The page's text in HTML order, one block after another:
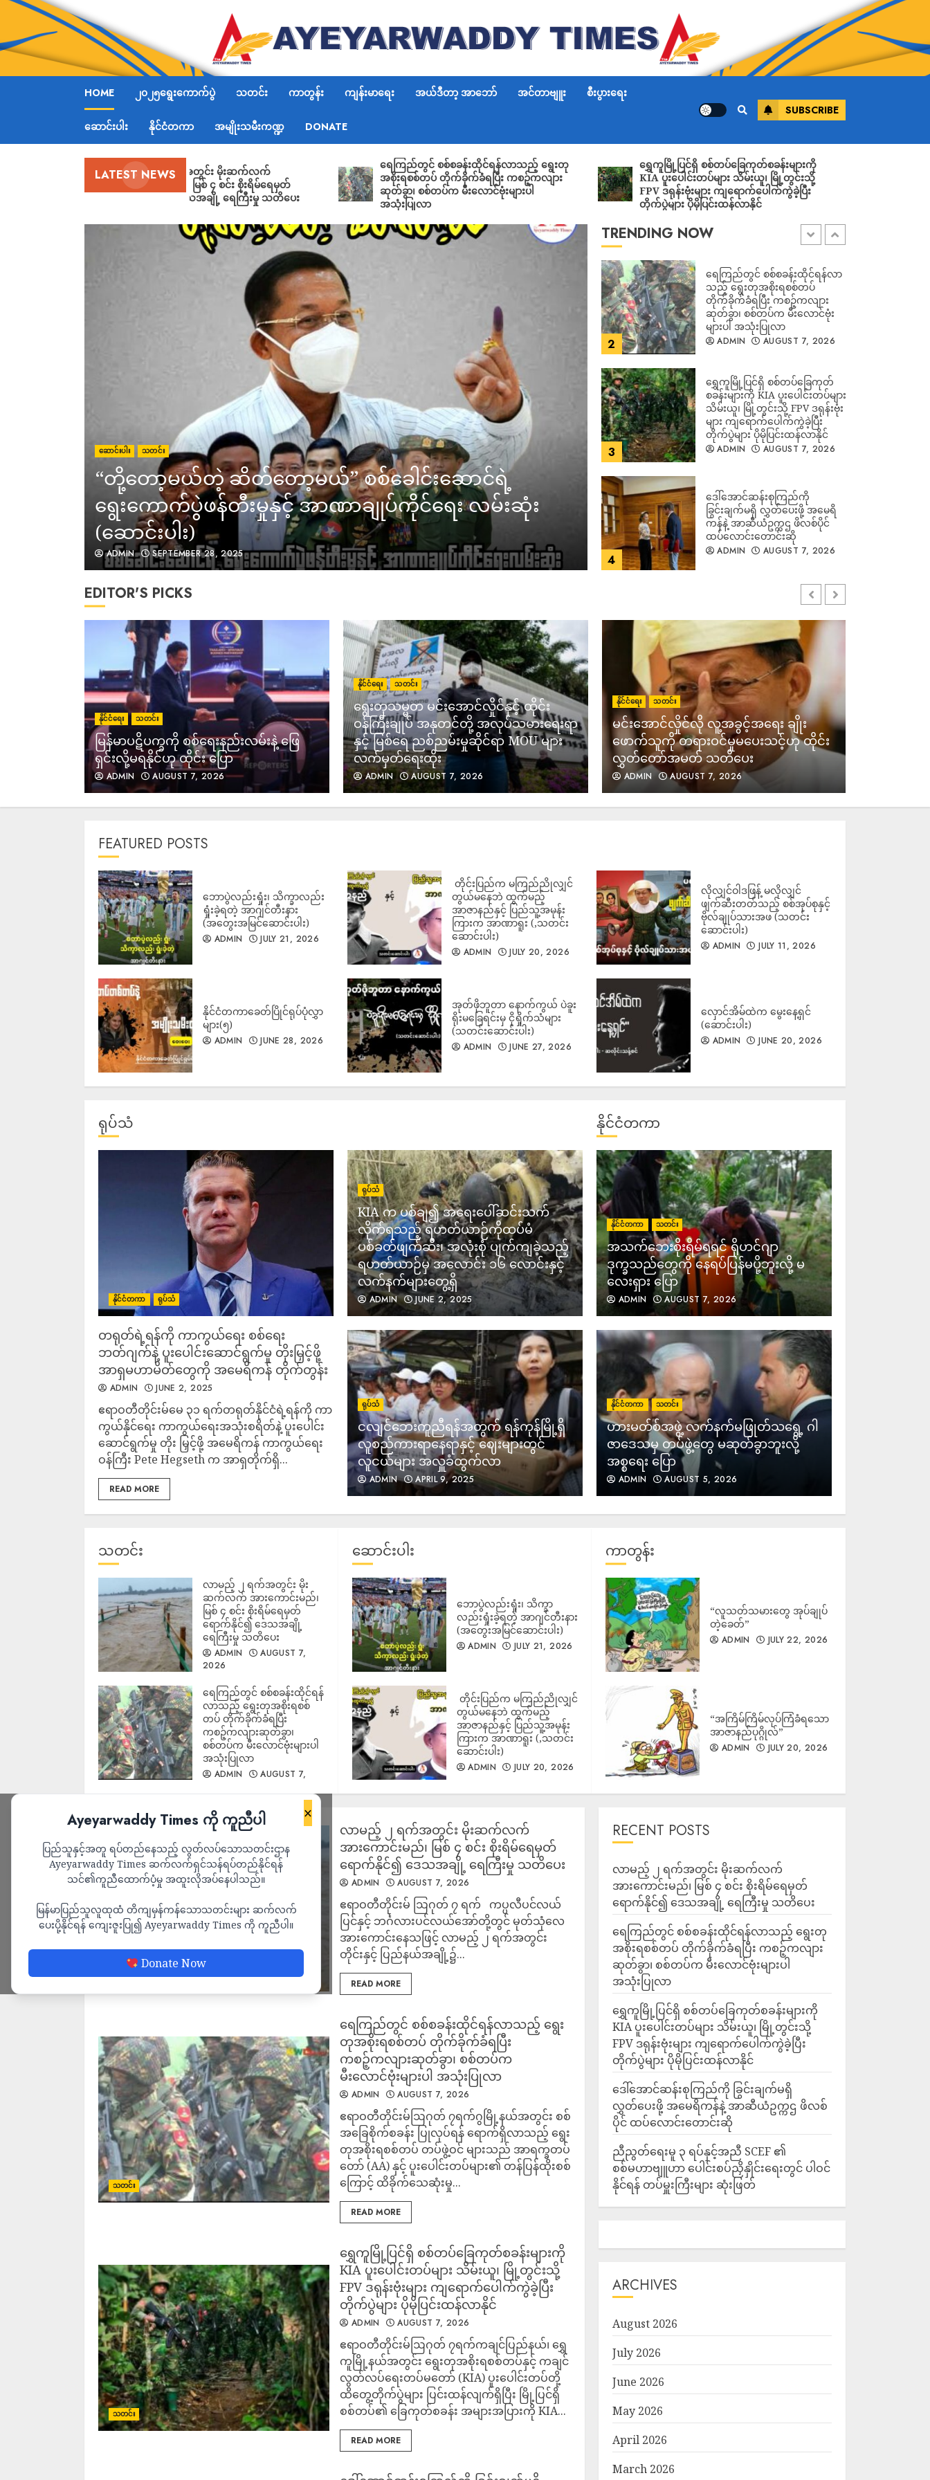
HOME ၂၀၂၅ရွေးကောက်ပွဲ သတင်း ကာတွန်း ကျန်းမာရေး အယ်ဒီတာ့ အာဘော် အင်တာဗျူး စီးပွားရေး
ဆောင်းပါး နိုင်ငံတကာ အမျိုးသမီးကဏ္ဍ DONATE
SUBSCRIBE
LATEST NEWS
လာမည့် ၂ ရက်အတွင်း မိုးဆက်လက်
အားကောင်းမည်၊ မြစ် ၄ စင်း စိုးရိမ်ရေမှတ်
ရောက်နိုင်၍ ဒေသအချို့ ရေကြီးမှု သတိပေး
ရေကြည်တွင် စစ်စခန်းထိုင်ရန်လာသည့် ရွေးတု
အစိုးရစစ်တပ် တိုက်ခိုက်ခံရပြီး ကစဉ့်ကလျား
ဆုတ်ခွာ၊ စစ်တပ်က မီးလောင်ဗုံးများပါ
အသုံးပြုလာ
‎ရွှေကူမြို့ပြင်ရှိ စစ်တပ်ခြေကုတ်စခန်းများကို
KIA ပူးပေါင်းတပ်များ သိမ်းယူ၊ မြို့တွင်းသို့
FPV ဒရုန်းဗုံးများ ကျရောက်ပေါက်ကွဲခဲ့ပြီး
တိုက်ပွဲများ ပိုမိုပြင်းထန်လာနိုင်
ဆောင်းပါး သတင်း
“တို့တော့မယ်တဲ့ ဆိတ်တော့မယ်” စစ်ခေါင်းဆောင်ရဲ့
ရွေးကောက်ပွဲဖန်တီးမှုနှင့် အာဏာချုပ်ကိုင်ရေး လမ်းဆုံး
(ဆောင်းပါး)
ADMIN SEPTEMBER 28, 2025
TRENDING NOW
ကန်ချနဘူရီရှိ ကလေးထိန်း
ကျောင်းအတွင်းသို့ ကားဝင်တိုက်ခဲ့
ဒဏ်ရာရရှိ
ADMIN AUGUST 7, 2026
1
လာမည့် ၂ ရက်အတွင်း မိုး
ဆက်လက် အားကောင်းမည်၊ မြစ်
၄ စင်း စိုးရိမ်ရေမှတ်ရောက်နိုင်၍
ဒေသအချို့ ရေကြီးမှု သတိပေး
AUGUST 7, 2026
2
ရေကြည်တွင် စစ်စခန်းထိုင်ရန်လာ
သည့် ရွေးတုအစိုးရစစ်တပ်
တိုက်ခိုက်ခံရပြီး ကစဉ့်ကလျား
ဆုတ်ခွာ၊ စစ်တပ်က မီးလောင်ဗုံး
များပါ အသုံးပြုလာ
ADMIN AUGUST 7, 2026
3
‎ရွှေကူမြို့ပြင်ရှိ စစ်တပ်ခြေကုတ်
စခန်းများကို KIA ပူးပေါင်းတပ်များ
သိမ်းယူ၊ မြို့တွင်းသို့ FPV ဒရုန်းဗုံး
များ ကျရောက်ပေါက်ကွဲခဲ့ပြီး
တိုက်ပွဲများ ပိုမိုပြင်းထန်လာနိုင်
ADMIN AUGUST 7, 2026
4
ဒေါ်အောင်ဆန်းစုကြည်ကို
ခြွင်းချက်မရှိ လွှတ်ပေးဖို့ အမေရိ
ကန်နဲ့ အာဆီယံဥက္ကဌ ဖိလစ်ပိုင်
ထပ်လောင်းတောင်းဆို
ADMIN AUGUST 7, 2026
ညီညွတ်ရေးမူ ၃ ရပ်နှင့်အညီ SCEF
၏ စစ်မဟာဗျူဟာ ပေါင်းစပ်
ညှိနှိုင်းရေးတွင် ပါဝင်နိုင်ရန်
တပ်မှူးကြီးများ ဆုံးဖြတ်
ADMIN AUGUST 7, 2026
6
ကျွန်းလှမြို့နယ်ရှိ သဖန်းဆိပ်ဆည်
ရေပိုလွှဲချမှုကြောင့် မူးမြစ်ရေတက်
ကာ မြို့နယ် ၅ မြို့နယ်တွင်ရေကြီး
ရေလျှံမှုဖြစ်ပွား
ADMIN AUGUST 7, 2026
7
1
လာမည့် ၂ ရက်အတွင်း မိုး
ဆက်လက် အားကောင်းမည်၊ မြစ်
၄ စင်း စိုးရိမ်ရေမှတ်ရောက်နိုင်၍
ရေကြည်တွင် စစ်စခန်းထိုင်ရန်လာ
သည့် ရွေးတုအစိုးရစစ်တပ်
3
စခန်းများကို KIA ပူးပေါင်းတပ်များ
သိမ်းယူ၊ မြို့တွင်းသို့ FPV ဒရုန်းဗုံး
များ ကျရောက်ပေါက်ကွဲခဲ့ပြီး
တိုက်ပွဲများ ပိုမိုပြင်းထန်လာနိုင်
ADMIN AUGUST 7, 2026
EDITOR'S PICKS
နိုင်ငံရေး သတင်း
မြန်မာပဋိပက္ခကို စစ်ရေးနည်းလမ်းနဲ့ ဖြေ
ရှင်းလို့မရနိုင်ဟု ထိုင်း ပြော
ADMIN AUGUST 7, 2026
နိုင်ငံရေး သတင်း
ရွေးတုသမ္မတ မင်းအောင်လှိုင်နှင့် ထိုင်း
ဝန်ကြီးချုပ် အနုတင်တို့ အလုပ်သမားရေးရာ
နှင့် မြစ်ရေ ညစ်ညမ်းမှုဆိုင်ရာ MOU များ
လက်မှတ်ရေးထိုး
ADMIN AUGUST 7, 2026
နိုင်ငံရေး သတင်း
မင်းအောင်လှိုင်လို လူ့အခွင့်အရေး ချိုး
ဖောက်သူကို တရားဝင်မှုမပေးသင့်ဟု ထိုင်း
လွှတ်တော်အမတ် သတိပေး
ADMIN AUGUST 7, 2026
FEATURED POSTS
ဘောပွဲလည်းရှုံး၊ သိက္ခာလည်း
ရှုံးခဲ့ရတဲ့ အာဂျင်တီးနား
(အတွေးအမြင်ဆောင်းပါး)
ADMIN JULY 21, 2026
‎ တိုင်းပြည်က မကြည်ညိုလျှင်
တွယ်မနေဘဲ ထွက်မည့်
အာဇာနည်နှင့် ပြည်သူ့အမုန်း
ကြားက အာဏာရူး (,သတင်း
ဆောင်းပါး)
ADMIN JULY 20, 2026
လိုလျှင်ဝါဒဖြန့် မလိုလျှင်
ဖျက်ဆီးတတ်သည့် စစ်အုပ်စုနှင့်
ဗိုလ်ချုပ်သားအဖ (သတင်း
ဆောင်းပါး)
ADMIN JULY 11, 2026
နိုင်ငံတကာခေတ်ပြိုင်ရုပ်ပုံလွှာ
များ(၅)
ADMIN JUNE 28, 2026
အုတ်ဖိုဘူတာ နောက်ကွယ် ပဲခူး
ရိုးမခြေရင်းမှ ငိုရှိုက်သံများ
(သတင်းဆောင်းပါး)
ADMIN JUNE 27, 2026
လှောင်အိမ်ထဲက မွေးနေ့ရှင်
(ဆောင်းပါး)
ADMIN JUNE 20, 2026
ရုပ်သံ
နိုင်ငံတကာ ရုပ်သံ
တရုတ်ရဲ့ရန်ကို ကာကွယ်ရေး စစ်ရေး
ဘတ်ဂျက်နဲ့ ပူးပေါင်းဆောင်ရွက်မှု တိုးမြှင့်ဖို့
အာရှမဟာမိတ်တွေကို အမေရိကန် တိုက်တွန်း
ADMIN JUNE 2, 2025
ဧရာဝတီတိုင်းမ်မေ ၃၁ ရက်တရုတ်နိုင်ငံရဲ့ရန်ကို ကာ
ကွယ်နိုင်ရေး ကာကွယ်ရေးအသုံးစရိတ်နဲ့ ပူးပေါင်း
ဆောင်ရွက်မှု တိုး မြှင့်ဖို့ အမေရိကန် ကာကွယ်ရေး
ဝန်ကြီး Pete Hegseth က အာရှတိုက်ရှိ...
READ MORE
ရုပ်သံ
KIA က ပစ်ချ၍ အရေးပေါ်ဆင်းသက်
လိုက်ရသည့် ရဟတ်ယာဉ်ကိုထပ်မံ
ပစ်ခတ်ဖျက်ဆီး၊ အလုံးစုံ ပျက်ကျခဲ့သည့်
ရဟတ်ယာဉ်မှ အလောင်း ၁၆ လောင်းနှင့်
လက်နက်များတွေ့ရှိ
ADMIN JUNE 2, 2025
ရုပ်သံ
ငလျင်ဘေးကူညီရန်အတွက် ရန်ကုန်မြို့ရှိ
လူစည်ကားရာနေရာနှင့် ဈေးများတွင်
လူငယ်များ အလှူခံထွက်လာ
ADMIN APRIL 9, 2025
နိုင်ငံတကာ
နိုင်ငံတကာ သတင်း
အသက်ဘေးစိုးရိမ်ရရင် ရိုဟင်ဂျာ
ဒုက္ခသည်တွေကို နေရပ်ပြန်မပို့ဘူးလို့ မ
လေးရှား ပြော
ADMIN AUGUST 7, 2026
နိုင်ငံတကာ သတင်း
ဟားမတ်စ်အဖွဲ့ လက်နက်မဖြုတ်သရွေ့ ဂါ
ဇာဒေသမှ တပ်ဖွဲ့တွေ မဆုတ်ခွာဘူးလို့
အစ္စရေး ပြော
ADMIN AUGUST 5, 2026
သတင်း
လာမည့် ၂ ရက်အတွင်း မိုး
ဆက်လက် အားကောင်းမည်၊
မြစ် ၄ စင်း စိုးရိမ်ရေမှတ်
ရောက်နိုင်၍ ဒေသအချို့
ရေကြီးမှု သတိပေး
ADMIN
AUGUST 7,
2026
ရေကြည်တွင် စစ်စခန်းထိုင်ရန်
လာသည့် ရွေးတုအစိုးရစစ်
တပ် တိုက်ခိုက်ခံရပြီး
ကစဉ့်ကလျားဆုတ်ခွာ၊
စစ်တပ်က မီးလောင်ဗုံးများပါ
အသုံးပြုလာ
ADMIN
AUGUST 7,
ဆောင်းပါး
ဘောပွဲလည်းရှုံး၊ သိက္ခာ
လည်းရှုံးခဲ့ရတဲ့ အာဂျင်တီးနား
(အတွေးအမြင်ဆောင်းပါး)
ADMIN JULY 21, 2026
‎ တိုင်းပြည်က မကြည်ညိုလျှင်
တွယ်မနေဘဲ ထွက်မည့်
အာဇာနည်နှင့် ပြည်သူ့အမုန်း
ကြားက အာဏာရူး (,သတင်း
ဆောင်းပါး)
ADMIN JULY 20, 2026
ကာတွန်း
“လူသတ်သမားတွေ အုပ်ချုပ်
တဲ့ခေတ်”
ADMIN JULY 22, 2026
“အကြိမ်ကြိမ်လုပ်ကြံခံရသော
အာဇာနည်ပုဂ္ဂိုလ်”
ADMIN JULY 20, 2026
×
Ayeyarwaddy Times ကို ကူညီပါ
ပြည်သူနှင့်အတူ ရပ်တည်နေသည့် လွတ်လပ်သောသတင်းဌာန
Ayeyarwaddy Times ဆက်လက်ရှင်သန်ရပ်တည်နိုင်ရန်
သင်၏ကူညီထောက်ပံ့မှု အထူးလိုအပ်နေပါသည်။
မြန်မာပြည်သူလူထုထံ တိကျမှန်ကန်သောသတင်းများ ဆက်လက်
ပေးပို့နိုင်ရန် ကျေးဇူးပြု၍ Ayeyarwaddy Times ကို ကူညီပါ။
Donate Now
လာမည့် ၂ ရက်အတွင်း မိုးဆက်လက်
အားကောင်းမည်၊ မြစ် ၄ စင်း စိုးရိမ်ရေမှတ်
ရောက်နိုင်၍ ဒေသအချို့ ရေကြီးမှု သတိပေး
ADMIN AUGUST 7, 2026
ဧရာဝတီတိုင်းမ် ဩဂုတ် ၇ ရက် ကပ္ပလီပင်လယ်
ပြင်နှင့် ဘင်္ဂလားပင်လယ်အော်တို့တွင် မုတ်သုံလေ
အားကောင်းနေသဖြင့် လာမည့် ၂ ရက်အတွင်း
တိုင်းနှင့် ပြည်နယ်အချို့၌...
READ MORE
သတင်း
ရေကြည်တွင် စစ်စခန်းထိုင်ရန်လာသည့် ရွေး
တုအစိုးရစစ်တပ် တိုက်ခိုက်ခံရပြီး
ကစဉ့်ကလျားဆုတ်ခွာ၊ စစ်တပ်က
မီးလောင်ဗုံးများပါ အသုံးပြုလာ
ADMIN AUGUST 7, 2026
‎ဧရာဝတီတိုင်းမ်‎ဩဂုတ် ၇ရက်‎‎ဂွမြို့နယ်အတွင်း စစ်
အခြေစိုက်စခန်း ပြုလုပ်ရန် ရောက်ရှိလာသည့် ရွေး
တုအစိုးရစစ်တပ် တပ်ဖွဲ့ဝင် များသည် အာရက္ခတပ်
တော် (AA) နှင့် ပူးပေါင်းတပ်များ၏ တန်ပြန်ထိုးစစ်
ကြောင့် ထိခိုက်သေဆုံးမှု...
READ MORE
သတင်း
‎ရွှေကူမြို့ပြင်ရှိ စစ်တပ်ခြေကုတ်စခန်းများကို
KIA ပူးပေါင်းတပ်များ သိမ်းယူ၊ မြို့တွင်းသို့
FPV ဒရုန်းဗုံးများ ကျရောက်ပေါက်ကွဲခဲ့ပြီး
တိုက်ပွဲများ ပိုမိုပြင်းထန်လာနိုင်
ADMIN AUGUST 7, 2026
‎ဧရာဝတီတိုင်းမ်‎ဩဂုတ် ၇ရက်‎‎​ကချင်ပြည်နယ်၊ ရွှေ
ကူမြို့နယ်အတွင်း ရွေးတုအစိုးရစစ်တပ်နှင့် ကချင်
လွတ်လပ်ရေးတပ်မတော် (KIA) ပူးပေါင်းတပ်တို့
ထိတွေ့တိုက်ပွဲများ ပြင်းထန်လျက်ရှိပြီး မြို့ပြင်ရှိ
စစ်တပ်၏ ခြေကုတ်စခန်း အများအပြားကို KIA...
READ MORE
RECENT POSTS
လာမည့် ၂ ရက်အတွင်း မိုးဆက်လက်
အားကောင်းမည်၊ မြစ် ၄ စင်း စိုးရိမ်ရေမှတ်
ရောက်နိုင်၍ ဒေသအချို့ ရေကြီးမှု သတိပေး
ရေကြည်တွင် စစ်စခန်းထိုင်ရန်လာသည့် ရွေးတု
အစိုးရစစ်တပ် တိုက်ခိုက်ခံရပြီး ကစဉ့်ကလျား
ဆုတ်ခွာ၊ စစ်တပ်က မီးလောင်ဗုံးများပါ
အသုံးပြုလာ
‎ရွှေကူမြို့ပြင်ရှိ စစ်တပ်ခြေကုတ်စခန်းများကို
KIA ပူးပေါင်းတပ်များ သိမ်းယူ၊ မြို့တွင်းသို့
FPV ဒရုန်းဗုံးများ ကျရောက်ပေါက်ကွဲခဲ့ပြီး
တိုက်ပွဲများ ပိုမိုပြင်းထန်လာနိုင်
ဒေါ်အောင်ဆန်းစုကြည်ကို ခြွင်းချက်မရှိ
လွှတ်ပေးဖို့ အမေရိကန်နဲ့ အာဆီယံဥက္ကဌ ဖိလစ်
ပိုင် ထပ်လောင်းတောင်းဆို
ညီညွတ်ရေးမူ ၃ ရပ်နှင့်အညီ SCEF ၏
စစ်မဟာဗျူဟာ ပေါင်းစပ်ညှိနှိုင်းရေးတွင် ပါဝင်
နိုင်ရန် တပ်မှူးကြီးများ ဆုံးဖြတ်
ARCHIVES
August 2026
July 2026
June 2026
May 2026
April 2026
March 2026